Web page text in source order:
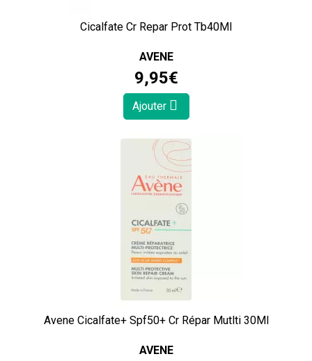
Cicalfate Cr Repar Prot Tb40Ml
AVENE
9,95€
Ajouter
Avene Cicalfate+ Spf50+ Cr Répar Mutlti 30Ml
AVENE